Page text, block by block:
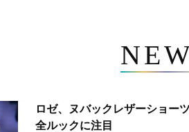
ロゼ、ヌバックレザーショ
全ルックに注目